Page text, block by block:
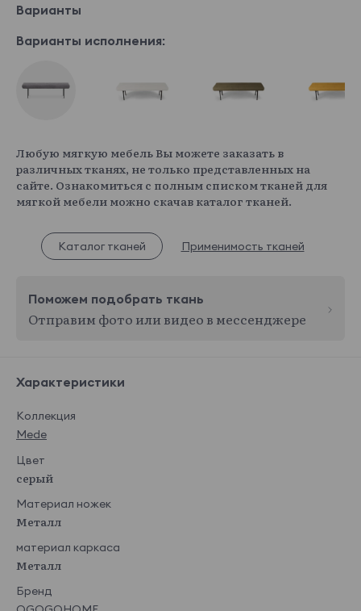
Варианты
Варианты исполнения:
Любую мягкую мебель Вы можете заказать в
различных тканях, не только представленных на
сайте. Ознакомиться с полным списком тканей для
мягкой мебели можно скачав каталог тканей.
Каталог тканей Применимость тканей
Поможем подобрать ткань
Отправим фото или видео в мессенджере
Характеристики
Коллекция
Mede
Цвет
серый
Материал ножек
Металл
материал каркаса
Металл
Бренд